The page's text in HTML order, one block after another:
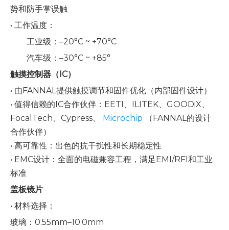
势和防手掌误触
• 工作温度：
工业级：–20°C ~ +70°C
汽车级：–30°C ~ +85°
触摸控制器（IC）
• 由FANNAL提供触摸调节和固件优化（内部固件设计）
• 值得信赖的IC合作伙伴：EETI、ILITEK、GOODiX、
FocalTech、Cypress、 Microchip
（FANNAL的设计
合作伙伴）
• 高可靠性：出色的抗干扰性和长期稳定性
• EMC设计：全面的电磁兼容工程，满足EMI/RFI和工业
标准
盖板镜片
• 材料选择：
玻璃 ：0.55mm–10.0mm